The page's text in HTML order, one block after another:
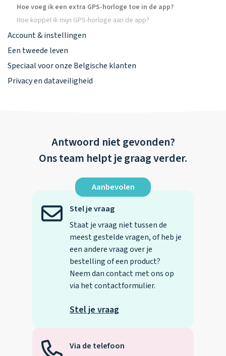
Hoe voeg ik een extra GPS-horloge toe in de app?
Hoe koppel ik mijn GPS-horloge aan de app?
Account & instellingen
Een tweede leven
Speciaal voor onze Belgische klanten
Privacy en dataveiligheid
Antwoord niet gevonden?
Ons team helpt je graag verder.
Via de telefoon
Aanbevolen
Stel je vraag
Staat je vraag niet tussen de
meest gestelde vragen, of heb je
een andere vraag over je
bestelling of een product?
Neem dan contact met ons op
via het contactformulier.
Stel je vraag